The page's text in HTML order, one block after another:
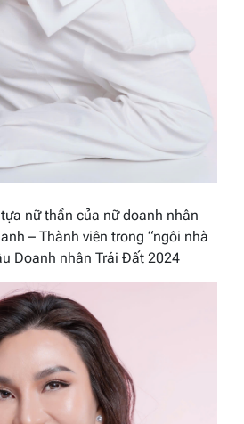
nữ thần của nữ doanh nhân
– Thành viên trong “ngôi nhà
Doanh nhân Trái Đất 2024